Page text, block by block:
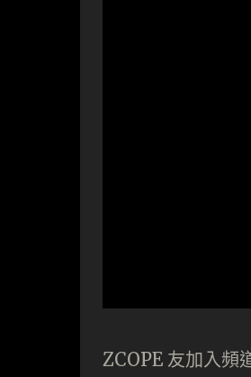
ZCOPE 友加入頻